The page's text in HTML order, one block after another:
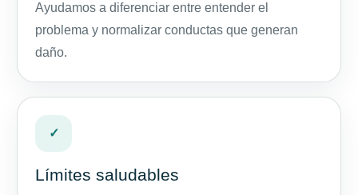
Ayudamos a diferenciar entre entender el
problema y normalizar conductas que generan
daño.
✓
Límites saludables